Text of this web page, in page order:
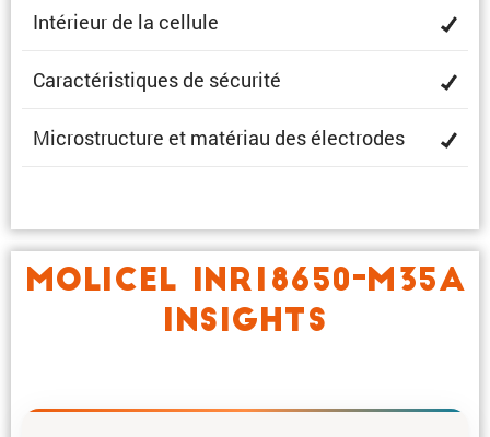
Intérieur de la cellule
Carac­té­ris­tiques de sécurité
Micro­struc­ture et matériau des électrodes
MOLICEL INR18650-M35A
INSIGHTS